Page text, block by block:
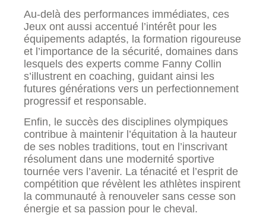
Au-delà des performances immédiates, ces
Jeux ont aussi accentué l’intérêt pour les
équipements adaptés, la formation rigoureuse
et l’importance de la sécurité, domaines dans
lesquels des experts comme Fanny Collin
s’illustrent en coaching, guidant ainsi les
futures générations vers un perfectionnement
progressif et responsable.
Enfin, le succès des disciplines olympiques
contribue à maintenir l’équitation à la hauteur
de ses nobles traditions, tout en l’inscrivant
résolument dans une modernité sportive
tournée vers l’avenir. La ténacité et l’esprit de
compétition que révèlent les athlètes inspirent
la communauté à renouveler sans cesse son
énergie et sa passion pour le cheval.